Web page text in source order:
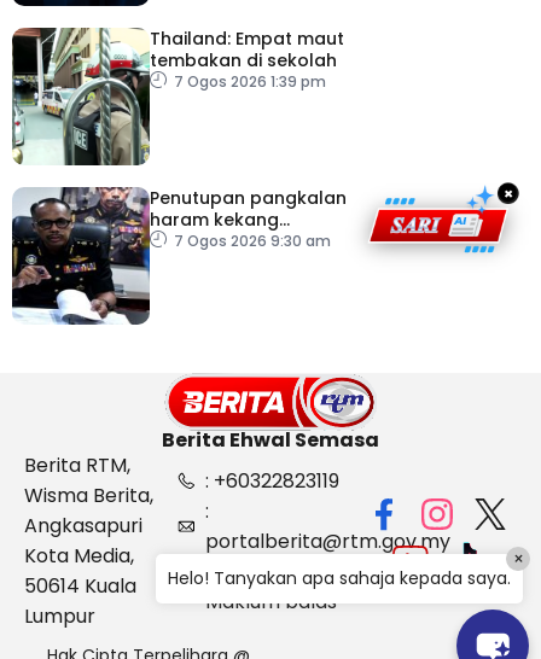
Thailand: Empat maut
tembakan di sekolah
7 Ogos 2026 1:39 pm
Penutupan pangkalan
haram kekang
penyeludupan di
7 Ogos 2026 9:30 am
×
Berita Ehwal Semasa
Berita RTM,
Wisma Berita,
Angkasapuri
Kota Media,
50614 Kuala
Lumpur
: +60322823119
:
portalberita@rtm.gov.my
: Aduan &
Maklum balas
Helo! Tanyakan apa sahaja kepada saya.
×